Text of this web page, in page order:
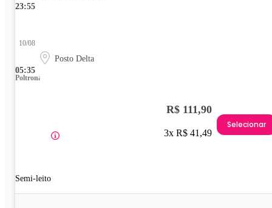
23:55
05:35
10/08
Posto Delta
Poltrona
Semi-leito
R$ 111,90
3x R$ 41,49
Selecionar